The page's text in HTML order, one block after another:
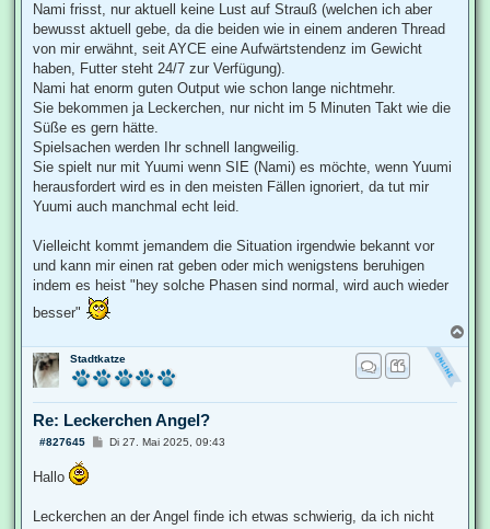
Nami frisst, nur aktuell keine Lust auf Strauß (welchen ich aber
bewusst aktuell gebe, da die beiden wie in einem anderen Thread
von mir erwähnt, seit AYCE eine Aufwärtstendenz im Gewicht
haben, Futter steht 24/7 zur Verfügung).
Nami hat enorm guten Output wie schon lange nichtmehr.
Sie bekommen ja Leckerchen, nur nicht im 5 Minuten Takt wie die
Süße es gern hätte.
Spielsachen werden Ihr schnell langweilig.
Sie spielt nur mit Yuumi wenn SIE (Nami) es möchte, wenn Yuumi
herausfordert wird es in den meisten Fällen ignoriert, da tut mir
Yuumi auch manchmal echt leid.
Vielleicht kommt jemandem die Situation irgendwie bekannt vor
und kann mir einen rat geben oder mich wenigstens beruhigen
indem es heist "hey solche Phasen sind normal, wird auch wieder
besser"
a
Stadtkatze
Re: Leckerchen Angel?
#827645
B
g
Di 27. Mai 2025, 09:43
Hallo
Leckerchen an der Angel finde ich etwas schwierig, da ich nicht